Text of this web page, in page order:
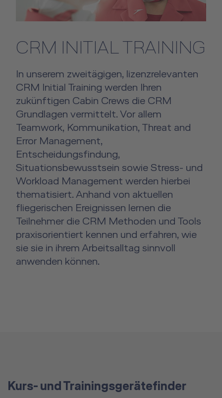
CRM INITIAL TRAINING
In unserem zweitägigen, lizenzrelevanten
CRM Initial Training werden Ihren
zukünftigen Cabin Crews die CRM
Grundlagen vermittelt. Vor allem
Teamwork, Kommunikation, Threat and
Error Management,
Entscheidungsfindung,
Situationsbewusstsein sowie Stress- und
Workload Management werden hierbei
thematisiert. Anhand von aktuellen
fliegerischen Ereignissen lernen die
Teilnehmer die CRM Methoden und Tools
praxisorientiert kennen und erfahren, wie
sie sie in ihrem Arbeitsalltag sinnvoll
anwenden können.
Kurs- und Trainingsgerätefinder